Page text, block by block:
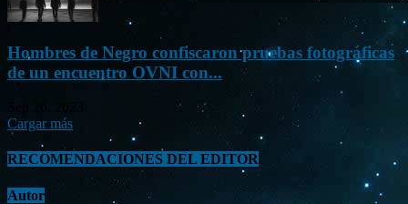
Hombres de Negro confiscaron pruebas fotográficas
de un encuentro OVNI con...
Cargar más
RECOMENDACIONES DEL EDITOR
Autor